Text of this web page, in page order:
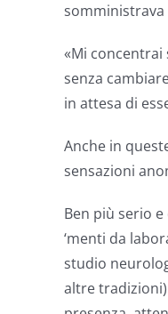
somministrava
«Mi concentrai
senza
in attesa di
Anche in
sensazioni
Ben più serio
‘menti da
studio
altre